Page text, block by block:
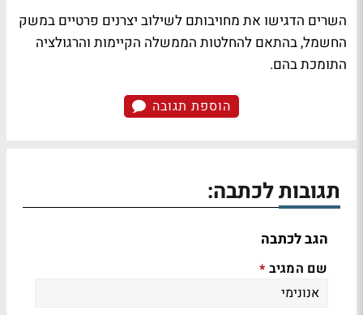
השרים הדגישו את מחויבותם לשילוב יצרנים פרטיים במשק
החשמל, בהתאם להחלטות הממשלה הקיימות והרגולציה
התומכת בהם.
הוספת תגובה
תגובות לכתבה:
הגב לכתבה
שם המגיב *